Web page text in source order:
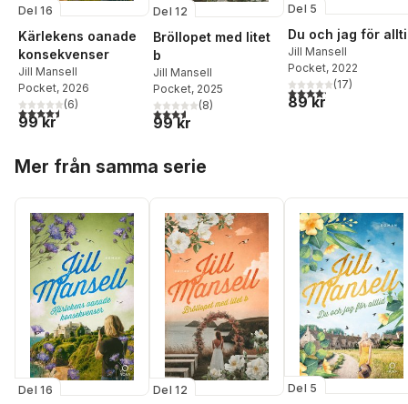
Del 16
Kärlekens oanade
konsekvenser
Jill Mansell
Pocket, 2026
4,5utav 5 stjärnor. Totalt antal röster:
(6)
99 kr
Del 12
Bröllopet med litet
b
Jill Mansell
Pocket, 2025
3,6utav 5 stjärnor. Totalt antal röster:
(8)
99 kr
Del 5
Du och jag för
Jill Mansell
Pocket, 2022
4,2utav 5 stjärnor.
(17)
89 kr
Mer från samma serie
Del 16 Del 12 Del 5